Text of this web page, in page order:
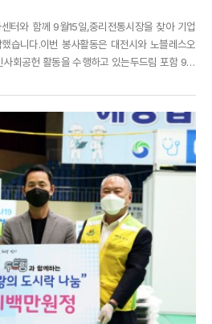
터와 함께 9월15일,중리전통시장을 찾아 기업
습니다.이번 봉사활동은 대전시와 노블레스오
회공헌 활동을 수행하고 있는두드림 포함 9개
하고자 진행되었습니다.이날, 두드림은 500만
을 통해 ...